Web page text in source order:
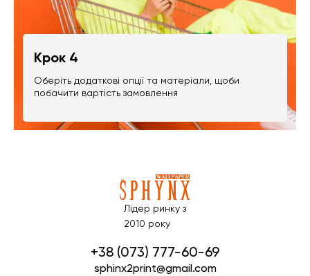
Крок 4
Оберіть додаткові опції та матеріали, щоби
побачити вартість замовлення
Лідер ринку з
2010 року
+38 (073) 777-60-69
sphinx2print@gmail.com